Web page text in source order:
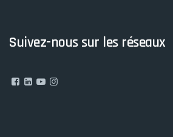
Suivez-nous sur les réseaux